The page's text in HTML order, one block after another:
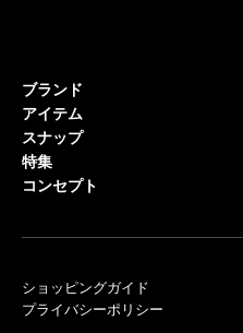
ブランド
アイテム
スナップ
特集
コンセプト
ショッピングガイド
プライバシーポリシー